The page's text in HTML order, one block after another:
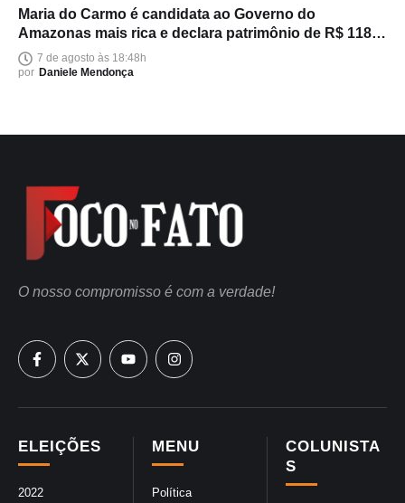
Maria do Carmo é candidata ao Governo do
Amazonas mais rica e declara patrimônio de R$ 118
milhões
7 de agosto às 18:48h
por Daniele Mendonça
COLUNISTA
S
MENU
Política
ELEIÇÕES
2022
O nosso compromisso é com a verdade!